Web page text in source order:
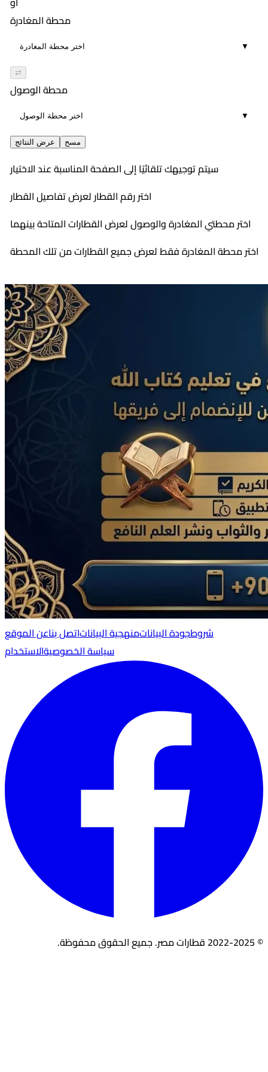
محطة المغادرة
▼
⇄
محطة الوصول
▼
عرض النتائج مسح
سيتم توجيهك تلقائيًا إلى الصفحة المناسبة عند الاختيار
اختر رقم القطار لعرض تفاصيل القطار
اختر محطتي المغادرة والوصول لعرض القطارات المتاحة بينهما
اختر محطة المغادرة فقط لعرض جميع القطارات من تلك المحطة
عن الموقعاتصل بنامنهجية البياناتجودة البياناتشروط
الاستخدامسياسة الخصوصية
© 2022-2025 قطارات مصر. جميع الحقوق محفوظة.